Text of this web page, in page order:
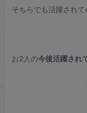
そちらでも活躍されて
お2人の今後活躍され